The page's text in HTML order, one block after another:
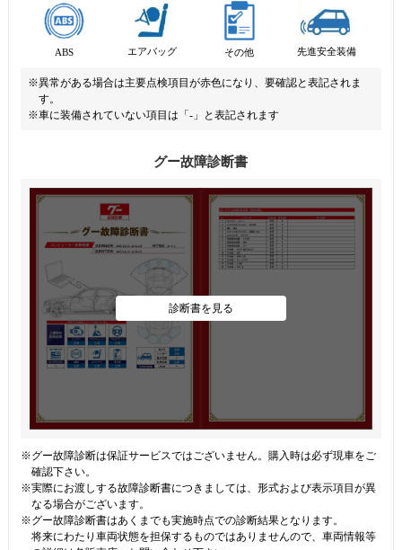
ABS エアバッグ その他 先進安全装備
※異常がある場合は主要点検項目が赤色になり、要確認と表記されま
す。
※車に装備されていない項目は「-」と表記されます
グー故障診断書
診断書を見る
※グー故障診断は保証サービスではございません。購入時は必ず現車をご
確認下さい。
※実際にお渡しする故障診断書につきましては、形式および表示項目が異
なる場合がございます。
※グー故障診断書はあくまでも実施時点での診断結果となります。
将来にわたり車両状態を担保するものではありませんので、車両情報等